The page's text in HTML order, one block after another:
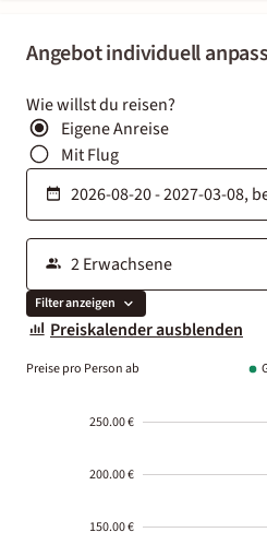
Angebot individuell
Wie willst du reisen?
Eigene Anreise
Mit Flug
Filter anzeigen
Preiskalender ausblenden
Preise pro Person ab
250.00 €
200.00 €
150.00 €